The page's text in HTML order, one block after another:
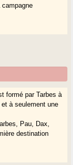
formé par Tarbes à
à seulement une
Pau, Dax,
destination